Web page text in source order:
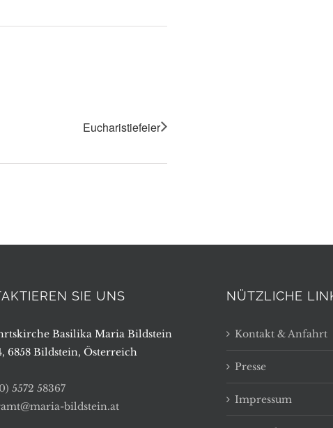
Eucharistiefeier
SIE UNS
Basilika Maria Bildstein
6858 Bildstein, Österreich
5572 58367
bildstein.at
NÜTZLICHE
Kontakt & Anfahrt
Presse
Impressum